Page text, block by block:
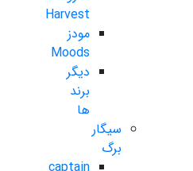
Harvest
مودز
Moods
دیگر
برند
ها
سیگار
برگ